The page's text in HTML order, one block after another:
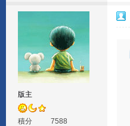
版主
積分
7588